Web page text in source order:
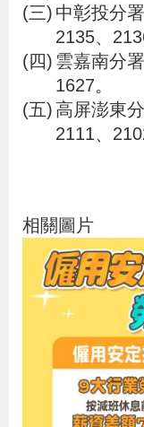
瀆
交
位
中彰投分
2135、
雲嘉南分
1627。
高屏澎東
2111、
相關圖片